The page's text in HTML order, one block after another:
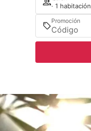
· 1 habitación
Promoción